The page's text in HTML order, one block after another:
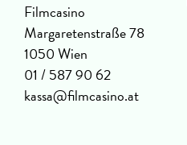
Filmcasino
Margaretenstraße 78
1050 Wien
01 / 587 90 62
kassa@filmcasino.at